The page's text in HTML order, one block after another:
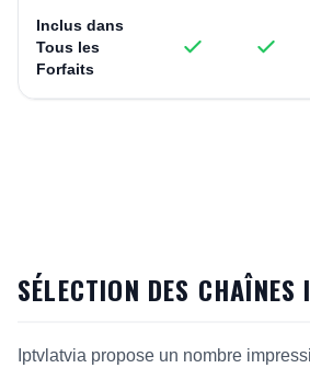
Inclus dans
Tous les
Forfaits
SÉLECTION DES
Iptvlatvia propose un nombre